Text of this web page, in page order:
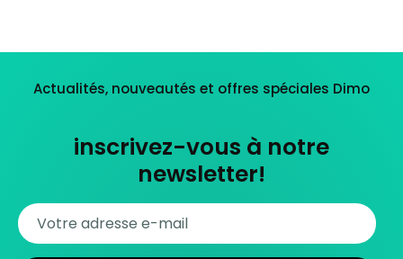
Actualités, nouveautés et offres spéciales Dimo
inscrivez-vous à notre
newsletter!